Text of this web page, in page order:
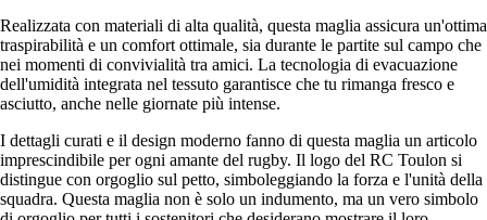
Realizzata con materiali di alta qualità, questa maglia assicura un'ottima
traspirabilità e un comfort ottimale, sia durante le partite sul campo che
nei momenti di convivialità tra amici. La tecnologia di evacuazione
dell'umidità integrata nel tessuto garantisce che tu rimanga fresco e
asciutto, anche nelle giornate più intense.
I dettagli curati e il design moderno fanno di questa maglia un articolo
imprescindibile per ogni amante del rugby. Il logo del RC Toulon si
distingue con orgoglio sul petto, simboleggiando la forza e l'unità della
squadra. Questa maglia non è solo un indumento, ma un vero simbolo